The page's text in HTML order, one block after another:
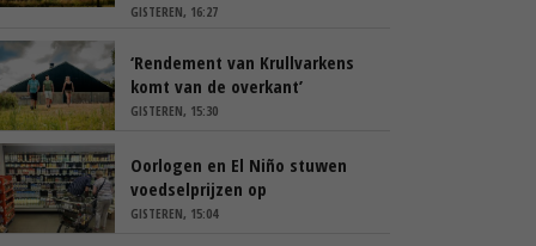
GISTEREN, 16:27
‘Rendement van Krullvarkens
komt van de overkant’
GISTEREN, 15:30
Oorlogen en El Niño stuwen
voedselprijzen op
GISTEREN, 15:04